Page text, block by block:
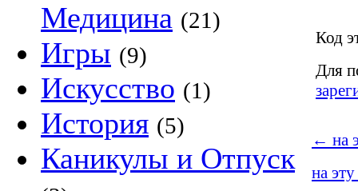
Медицина (21)
Игры (9)
Искусство (1)
История (5)
Каникулы и Отпуск
Код
Для
← на
на